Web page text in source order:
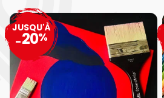
JUSQU'À
-20%